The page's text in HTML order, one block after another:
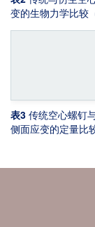
变的生物力学比较
表3 传统空心螺钉
侧面应变的定量比